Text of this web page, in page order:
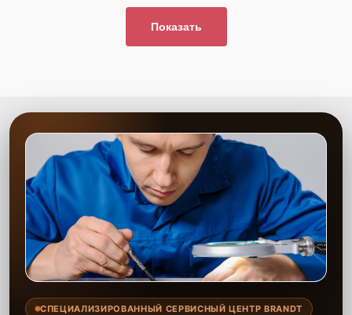
Показать
СПЕЦИАЛИЗИРОВАННЫЙ СЕРВИСНЫЙ ЦЕНТР BRANDT